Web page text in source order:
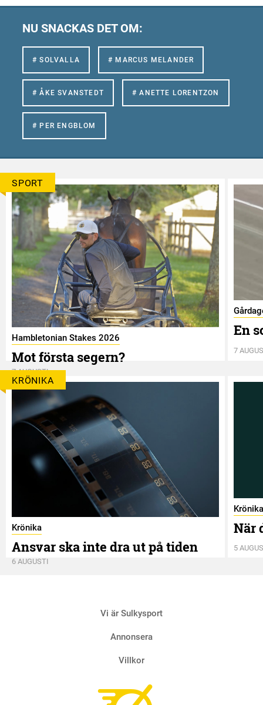
NU SNACKAS DET OM:
# SOLVALLA # MARCUS MELANDER
# ÅKE SVANSTEDT # ANETTE LORENTZON
# PER ENGBLOM
SPORT
Hambletonian Stakes 2026
Mot första segern?
7 AUGUSTI
En
7
KRÖNIKA
Krönika
Ansvar ska inte dra ut på tiden
6 AUGUSTI
Krönika
När
5
Vi är Sulkysport
Annonsera
Villkor